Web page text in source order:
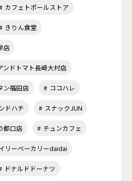
カフェトポールストア
きりん食堂
店
ンドトマト長崎大村店
ン福田店 ココハレ
ドハチ スナックJUN
都口店 チュンカフェ
リーベーカリーdaidai
ドナルドドーナツ